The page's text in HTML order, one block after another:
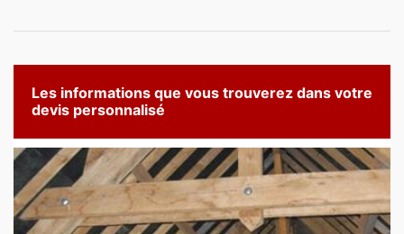
Les informations que vous trouverez dans votre
devis personnalisé